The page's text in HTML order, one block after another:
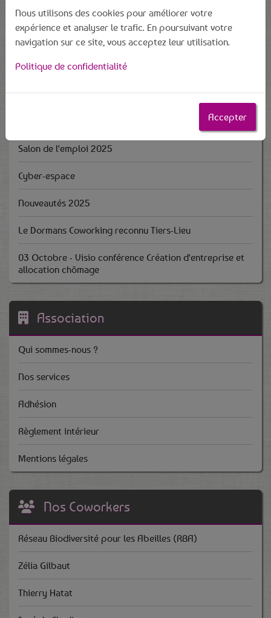
Salon de l'emploi 2025
Cyber-espace
Nouveautés 2025
Le Dormans Coworking reconnu Tiers-Lieu
03 Octobre - Visio conférence Création d'entreprise et
allocation chômage
Association
Qui sommes-nous ?
Nos services
Adhésion
Règlement intérieur
Mentions légales
Nos Coworkers
Réseau Biodiversité pour les Abeilles (RBA)
Zélia Gilbaut
Thierry Hatat
Nous utilisons des cookies pour améliorer votre
expérience et analyser le trafic. En poursuivant votre
navigation sur ce site, vous acceptez leur utilisation.
Politique de confidentialité
Accepter